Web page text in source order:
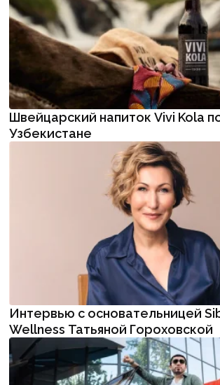
Швейцарский напиток Vivi Kola
Узбекистане
Интервью с основательницей
Wellness Татьяной Гороховской